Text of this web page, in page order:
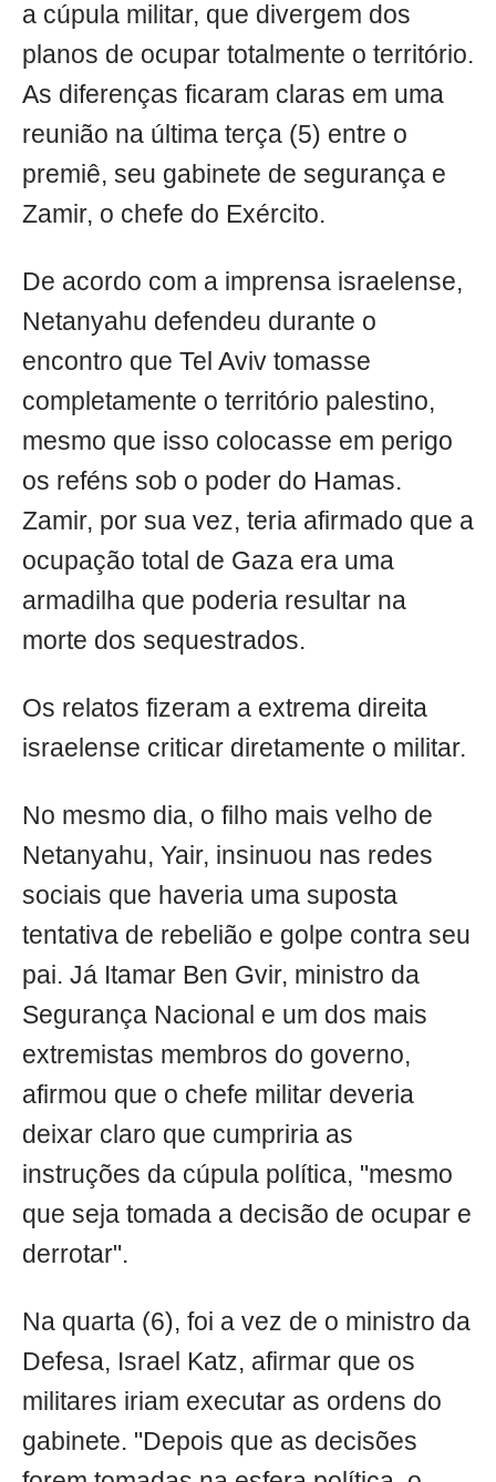
a cúpula militar, que divergem dos
planos de ocupar totalmente o território.
As diferenças ficaram claras em uma
reunião na última terça (5) entre o
premiê, seu gabinete de segurança e
Zamir, o chefe do Exército.
De acordo com a imprensa israelense,
Netanyahu defendeu durante o
encontro que Tel Aviv tomasse
completamente o território palestino,
mesmo que isso colocasse em perigo
os reféns sob o poder do Hamas.
Zamir, por sua vez, teria afirmado que a
ocupação total de Gaza era uma
armadilha que poderia resultar na
morte dos sequestrados.
Os relatos fizeram a extrema direita
israelense criticar diretamente o militar.
No mesmo dia, o filho mais velho de
Netanyahu, Yair, insinuou nas redes
sociais que haveria uma suposta
tentativa de rebelião e golpe contra seu
pai. Já Itamar Ben Gvir, ministro da
Segurança Nacional e um dos mais
extremistas membros do governo,
afirmou que o chefe militar deveria
deixar claro que cumpriria as
instruções da cúpula política, "mesmo
que seja tomada a decisão de ocupar e
derrotar".
Na quarta (6), foi a vez de o ministro da
Defesa, Israel Katz, afirmar que os
militares iriam executar as ordens do
gabinete. "Depois que as decisões